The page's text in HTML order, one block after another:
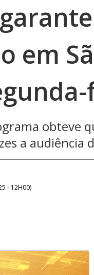
em
obteve
a audiência
- 12H00)